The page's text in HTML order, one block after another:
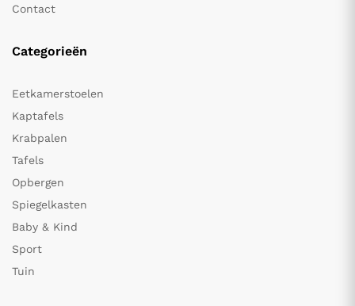
Contact
Categorieën
Eetkamerstoelen
Kaptafels
Krabpalen
Tafels
Opbergen
Spiegelkasten
Baby & Kind
Sport
Tuin